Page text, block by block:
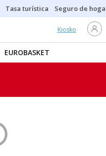
Tasa turística Seguro de
Kiosko
EUROBASKET